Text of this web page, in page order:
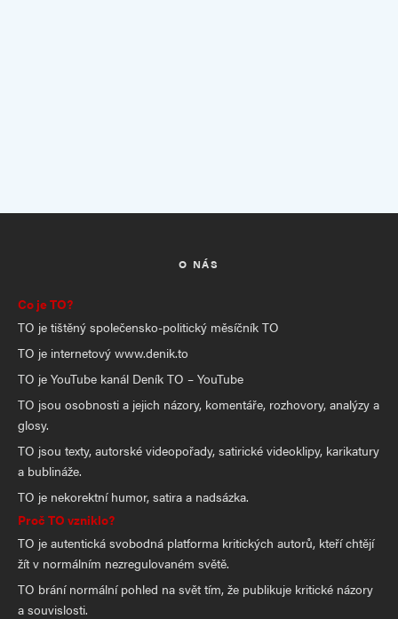
O NÁS
Co je TO?
TO je tištěný společensko-politický měsíčník TO
TO je internetový www.denik.to
TO je YouTube kanál Deník TO – YouTube
TO jsou osobnosti a jejich názory, komentáře, rozhovory, analýzy a
glosy.
TO jsou texty, autorské videopořady, satirické videoklipy, karikatury
a bublináže.
TO je nekorektní humor, satira a nadsázka.
Proč TO vzniklo?
TO je autentická svobodná platforma kritických autorů, kteří chtějí
žít v normálním nezregulovaném světě.
TO brání normální pohled na svět tím, že publikuje kritické názory
a souvislosti.